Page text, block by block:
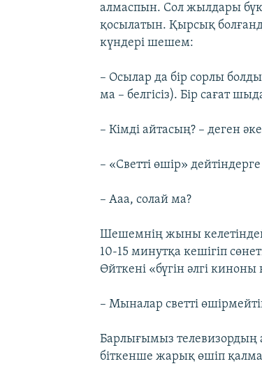
алмаспын. Сол жылдары
қосылатын. Қырсық
күндері шешем:
– Осылар да бір сорлы
ма – белгісіз). Бір сағат
– Кімді айтасың? – деген
– «Светті өшір»
– Ааа, солай ма?
Шешемнің жыны
10-15 минутқа кешігіп
Өйткені «бүгін әлгі
– Мыналар светті
Барлығымыз
біткенше жарық өшіп